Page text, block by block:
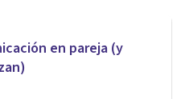
en pareja (y